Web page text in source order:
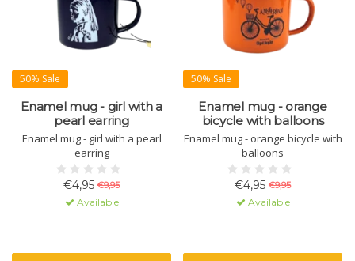
50% Sale
Enamel mug - girl with a
pearl earring
Enamel mug - girl with a pearl
earring
€4,95 €9,95
Available
50% Sale
Enamel mug - orange
bicycle with balloons
Enamel mug - orange bicycle with
balloons
€4,95 €9,95
Available